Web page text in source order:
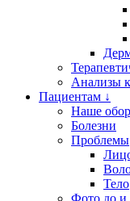
Анализы
Пациентам ↓
Наше
Болезни
Проблемы
Тело
Фото до и